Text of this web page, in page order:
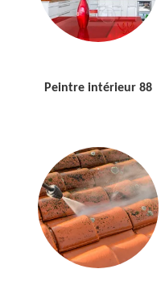
Peintre intérieur 88